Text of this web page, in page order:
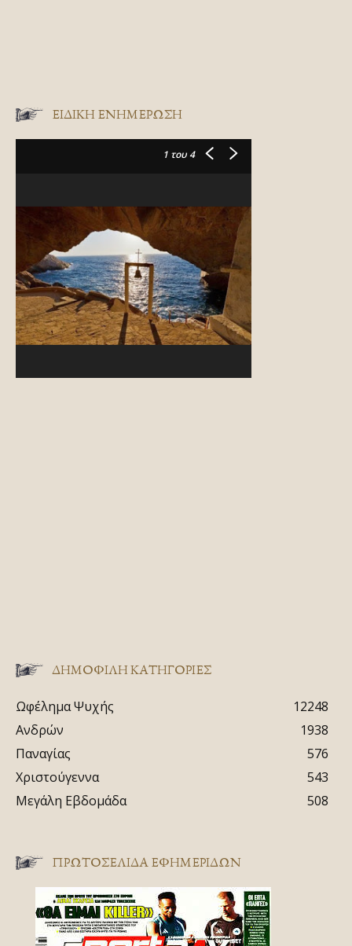
ΕΙΔΙΚΉ ΕΝΗΜΈΡΩΣΗ
1 του 4
ΔΗΜΟΦΙΛΗ ΚΑΤΗΓΟΡΙΕΣ
Ωφέλημα Ψυχής
12248
Ανδρών
1938
Παναγίας
576
Χριστούγεννα
543
Μεγάλη Εβδομάδα
508
ΠΡΩΤΟΣΈΛΙΔΑ ΕΦΗΜΕΡΊΔΩΝ